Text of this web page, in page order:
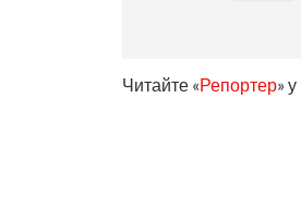
Читайте «Репортер» у